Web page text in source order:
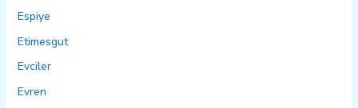
Espiye
Etimesgut
Evciler
Evren